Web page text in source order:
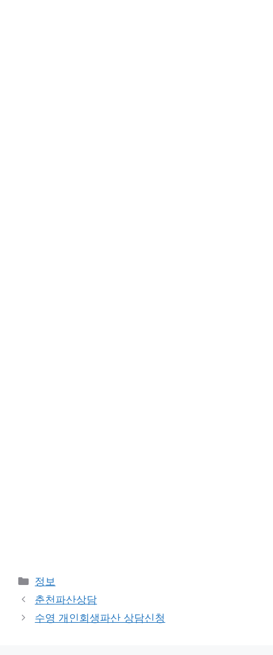
카
테
리
정보
춘천파산상담
수영 개인회생파산 상담신청